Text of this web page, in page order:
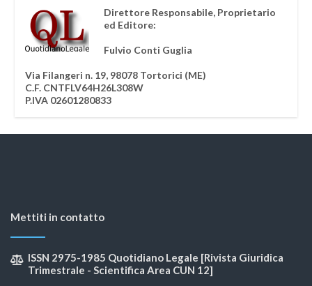
Direttore Responsabile, Proprietario
ed Editore:
Fulvio Conti Guglia
Via Filangeri n. 19, 98078 Tortorici (ME)
C.F. CNTFLV64H26L308W
P.IVA 02601280833
Mettiti in contatto
ISSN 2975-1985 Quotidiano Legale [Rivista Giuridica
Trimestrale - Scientifica Area CUN 12]